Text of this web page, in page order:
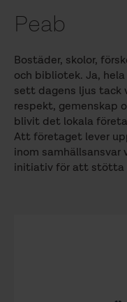
Peab
Bostäder, skolor,
och bibliotek. Ja,
sett dagens ljus tack
respekt, gemenskap
blivit det lokala
Att företaget lever
inom samhällsansvar
initiativ för att stötta